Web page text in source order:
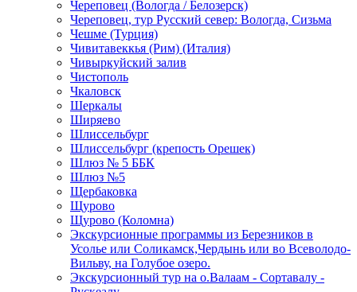
Череповец (Вологда / Белозерск)
Череповец, тур Русский север: Вологда, Сизьма
Чешме (Турция)
Чивитавеккья (Рим) (Италия)
Чивыркуйский залив
Чистополь
Чкаловск
Шеркалы
Ширяево
Шлиссельбург
Шлиссельбург (крепость Орешек)
Шлюз № 5 ББК
Шлюз №5
Щербаковка
Щурово
Щурово (Коломна)
Экскурсионные программы из Березников в
Усолье или Соликамск,Чердынь или во Всеволодо-
Вильву, на Голубое озеро.
Экскурсионный тур на о.Валаам - Сортавалу -